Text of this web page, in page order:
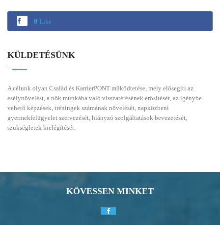
0 Like
KÜLDETÉSÜNK
A célunk olyan Család és KarrierPONT működtetése, mely elősegíti az
esélynövelést, a nők munkába való visszatérésének erősítését, az igénybe
vehető képzések, tréningek számának növelését, napközbeni
gyermekfelügyelet szervezését, hiányzó szolgáltatások bevezetését,
szükségletek kielégítését.
KÖVESSEN MINKET